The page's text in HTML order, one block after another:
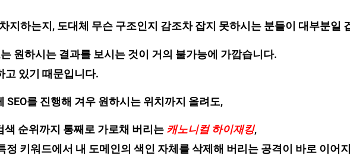
지하는지, 도대체 무슨 구조인지 감조차 잡지 못하시는 분들이 대부분일
원하시는 결과를 보시는 것이 거의 불가능에 가깝습니다.
고 있기 때문입니다.
SEO를 진행해 겨우 원하시는 위치까지 올려도,
색 순위까지 통째로 가로채 버리는 캐노니컬 하이재킹,
정 키워드에서 내 도메인의 색인 자체를 삭제해 버리는 공격이 바로 이어